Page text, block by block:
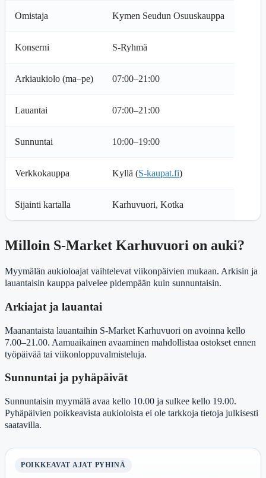
Omistaja Kymen Seudun Osuuskauppa
Konserni S-Ryhmä
Arkiaukiolo (ma–pe) 07:00–21:00
Lauantai 07:00–21:00
Sunnuntai 10:00–19:00
Verkkokauppa Kyllä (S-kaupat.fi)
Sijainti kartalla Karhuvuori, Kotka
Milloin S-Market Karhuvuori on auki?
Myymälän aukioloajat vaihtelevat viikonpäivien mukaan. Arkisin ja
lauantaisin kauppa palvelee pidempään kuin sunnuntaisin.
Arkiajat ja lauantai
Maanantaista lauantaihin S-Market Karhuvuori on avoinna kello
7.00–21.00. Aamuaikainen avaaminen mahdollistaa ostokset ennen
työpäivää tai viikonloppuvalmisteluja.
Sunnuntai ja pyhäpäivät
Sunnuntaisin myymälä avaa kello 10.00 ja sulkee kello 19.00.
Pyhäpäivien poikkeavista aukioloista ei ole tarkkoja tietoja julkisesti
saatavilla.
POIKKEAVAT AJAT PYHINÄ